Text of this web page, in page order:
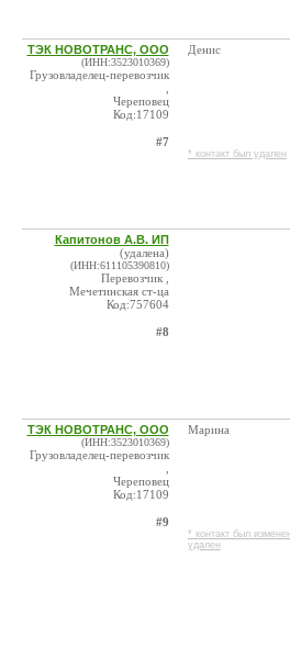
ТЭК НОВОТРАНС, ООО
(ИНН:3523010369)
Грузовладелец-перевозчик
Череповец
Код:17109
#7
Денис
* контакт был удален
Капитонов А.В. ИП
(удалена)
(ИНН:611105390810)
Перевозчик ,
Мечетинская ст-ца
Код:757604
#8
ТЭК НОВОТРАНС, ООО
(ИНН:3523010369)
Грузовладелец-перевозчик
Череповец
Код:17109
#9
Марина
* контакт был
удален